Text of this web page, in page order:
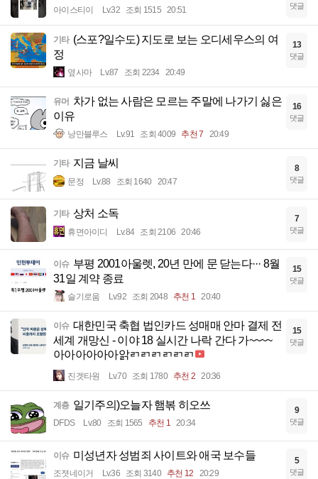
아이스티이 Lv.32 조회 1515 20:51 댓글
기타 (스포?일수도) 지도로 보는 오디세우스의 여
정
옆사마 Lv.87 조회 2234 20:49
13
댓글
유머 차가 없는 사람은 모르는 주말에 나가기 싫은
이유
낭만블루스 Lv.91 조회 4009 추천 7 20:49
16
댓글
기타 지금 날씨
문정 Lv.88 조회 1640 20:47
8
댓글
기타 상처 소독
휴면아이디 Lv.84 조회 2106 20:46
7
댓글
이슈 부평 2001아울렛, 20년 만에 문 닫는다··· 8월
31일 계약 종료
슬기로움 Lv.92 조회 2048 추천 1 20:40
15
댓글
이슈 대한민국 축협 법인카드 성매매 안마 결제 전
세계 개망신 - 이야 18 실시간 나락 간다 가~~~~
아아아아아아앍ㄺㄺㄺㄺㄺㄺ
진겟타원 Lv.70 조회 1780 추천 2 20:36
15
댓글
계층 일기주의)오늘자 햄볶 히오쓰
DFDS Lv.80 조회 1565 추천 1 20:34
9
댓글
이슈 미성년자 성범죄 사이트와 애국 보수들
조졋네이거 Lv.36 조회 3140 추천 12 20:29
5
댓글